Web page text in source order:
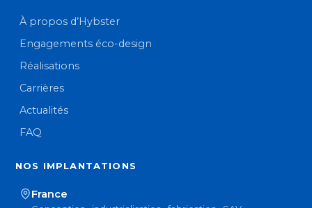
À propos d’Hybster
Engagements éco-design
Réalisations
Carrières
Actualités
FAQ
NOS IMPLANTATIONS
France